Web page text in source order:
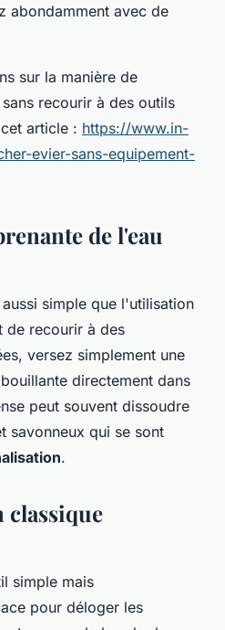
abondamment avec de
sur la manière de
recourir à des outils
article : https://www.in-
evier-sans-equipement-
de l'eau
simple que l'utilisation
de recourir à des
versez simplement une
directement dans
peut souvent dissoudre
savonneux qui se sont
.
classique
simple mais
pour déloger les